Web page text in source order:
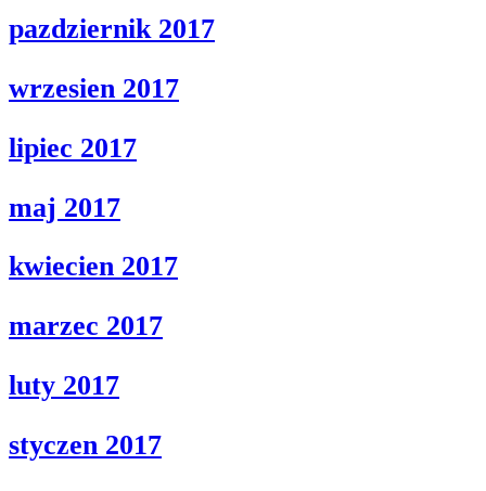
pazdziernik 2017
wrzesien 2017
lipiec 2017
maj 2017
kwiecien 2017
marzec 2017
luty 2017
styczen 2017